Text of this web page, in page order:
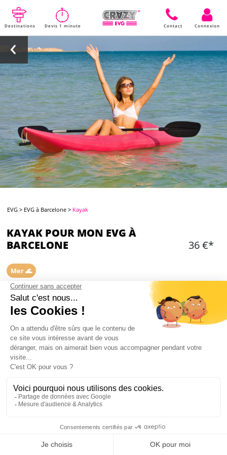
Destinations Devis 1 minute Contact Connexion
EVG > EVG à Barcelone > Kayak
KAYAK POUR MON EVG À
BARCELONE
36 €*
Mer 🌊
CONTENU
1h de Kayak sur une petite embarcation de 1 à 2
Moniteur à votre disposition
Consignes de sécurité
et les casques
Départ depuis le Port Olympique
Mon EVG à Barcelone